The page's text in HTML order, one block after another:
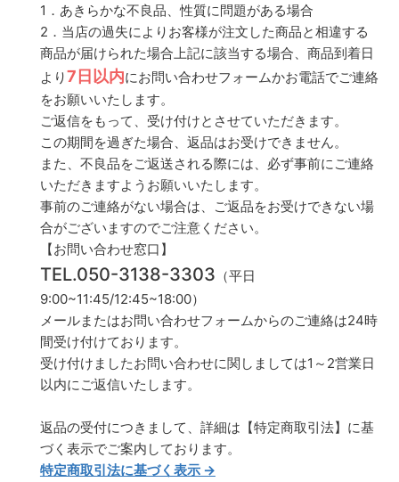
1． あきらかな不良品、性質に問題がある場合
2．当店の過失によりお客様が注文した商品と相違する
商品が届けられた場合上記に該当する場合、商品到着日
より7日以内にお問い合わせフォームかお電話でご連絡
をお願いいたします。
ご返信をもって、受け付けとさせていただきます。
この期間を過ぎた場合、返品はお受けできません。
また、不良品をご返送される際には、必ず事前にご連絡
いただきますようお願いいたします。
事前のご連絡がない場合は、ご返品をお受けできない場
合がございますのでご注意ください。
【お問い合わせ窓口】
TEL.050-3138-3303 （平日
9:00~11:45/12:45~18:00）
メールまたはお問い合わせフォームからのご連絡は24時
間受け付けております。
受け付けましたお問い合わせに関しましては1～2営業日
以内にご返信いたします。
返品の受付につきまして、詳細は【特定商取引法】に基
づく表示でご案内しております。
特定商取引法に基づく表示 →